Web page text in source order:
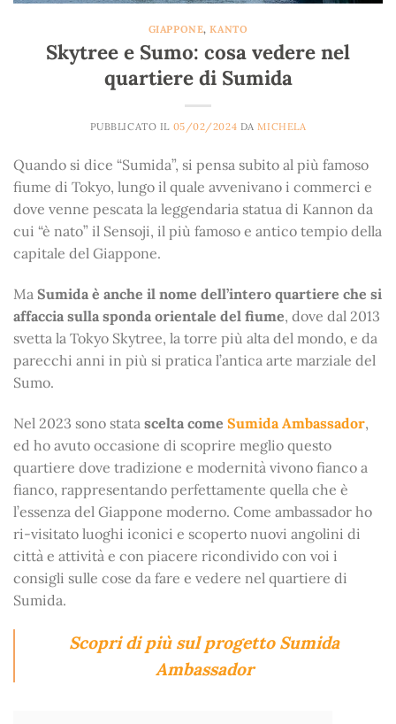
GIAPPONE,KANTO
Skytree e Sumo: cosa vedere nel
quartiere di Sumida
PUBBLICATO IL 05/02/2024 DAMICHELA
Quando si dice “Sumida”, si pensa subito al più famoso
fiume di Tokyo, lungo il quale avvenivano i commerci e
dove venne pescata la leggendaria statua di Kannon da
cui “è nato” il Sensoji, il più famoso e antico tempio della
capitale del Giappone.
Ma Sumida è anche il nome dell’intero quartiere che si
affaccia sulla sponda orientale del fiume, dove dal 2013
svetta la Tokyo Skytree, la torre più alta del mondo, e da
parecchi anni in più si pratica l’antica arte marziale del
Sumo.
Nel 2023 sono stata scelta come Sumida Ambassador,
ed ho avuto occasione di scoprire meglio questo
quartiere dove tradizione e modernità vivono fianco a
fianco, rappresentando perfettamente quella che è
l’essenza del Giappone moderno. Come ambassador ho
ri-visitato luoghi iconici e scoperto nuovi angolini di
città e attività e con piacere ricondivido con voi i
consigli sulle cose da fare e vedere nel quartiere di
Sumida.
Scopri di più sul progetto Sumida
Ambassador